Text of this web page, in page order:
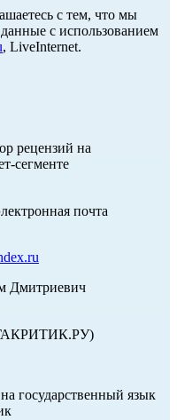
с тем, что мы
с использованием
, LiveInternet.
рецензий на
сегменте
почта
Дмитриевич
государственный язык